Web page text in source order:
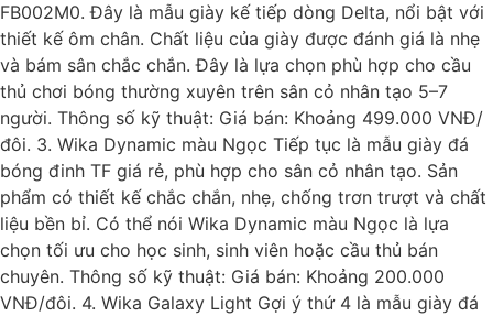
FB002M0. Đây là mẫu giày kế tiếp dòng Delta, nổi bật với
thiết kế ôm chân. Chất liệu của giày được đánh giá là nhẹ
và bám sân chắc chắn. Đây là lựa chọn phù hợp cho cầu
thủ chơi bóng thường xuyên trên sân cỏ nhân tạo 5–7
người. Thông số kỹ thuật: Giá bán: Khoảng 499.000 VNĐ/
đôi. 3. Wika Dynamic màu Ngọc Tiếp tục là mẫu giày đá
bóng đinh TF giá rẻ, phù hợp cho sân cỏ nhân tạo. Sản
phẩm có thiết kế chắc chắn, nhẹ, chống trơn trượt và chất
liệu bền bỉ. Có thể nói Wika Dynamic màu Ngọc là lựa
chọn tối ưu cho học sinh, sinh viên hoặc cầu thủ bán
chuyên. Thông số kỹ thuật: Giá bán: Khoảng 200.000
VNĐ/đôi. 4. Wika Galaxy Light Gợi ý thứ 4 là mẫu giày đá